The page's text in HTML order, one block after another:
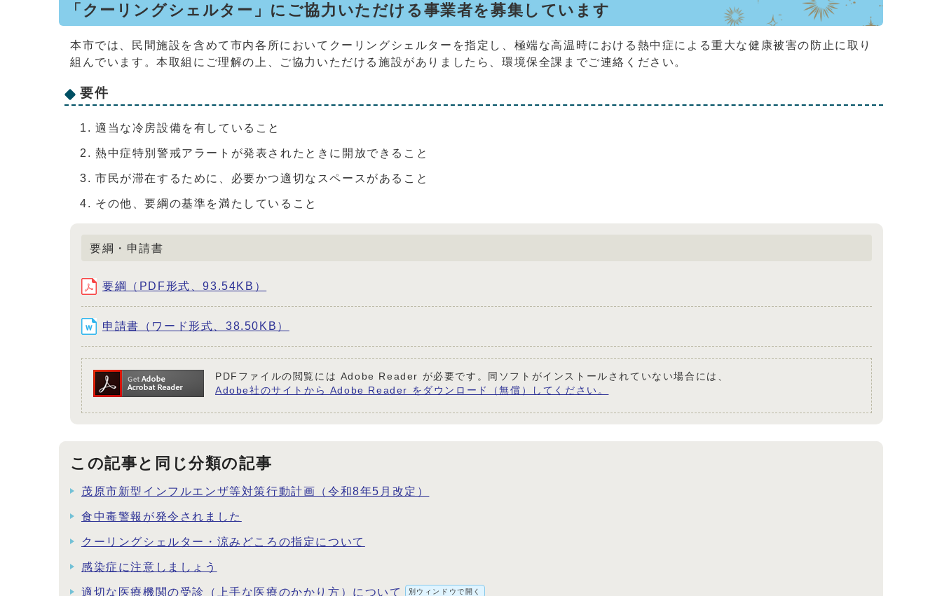
「クーリングシェルター」にご協力いただける事業者を募集しています
本市では、民間施設を含めて市内各所においてクーリングシェルターを指定し、極端な高温時における熱中症による重大な健康被害の防止に取り
組んでいます。本取組にご理解の上、ご協力いただける施設がありましたら、環境保全課までご連絡ください。
要件
適当な冷房設備を有していること
熱中症特別警戒アラートが発表されたときに開放できること
市民が滞在するために、必要かつ適切なスペースがあること
その他、要綱の基準を満たしていること
要綱・申請書
要綱（PDF形式、93.54KB）
申請書（ワード形式、38.50KB）
PDFファイルの閲覧には Adobe Reader が必要です。同ソフトがインストールされていない場合には、
Adobe社のサイトから Adobe Reader をダウンロード（無償）してください。
この記事と同じ分類の記事
茂原市新型インフルエンザ等対策行動計画（令和8年5月改定）
食中毒警報が発令されました
クーリングシェルター・涼みどころの指定について
感染症に注意しましょう
適切な医療機関の受診（上手な医療のかかり方）について 別ウィンドウで開く